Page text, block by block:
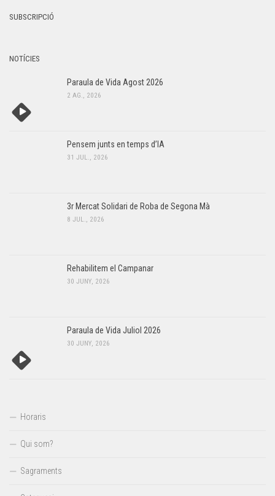
SUBSCRIPCIÓ
NOTÍCIES
Paraula de Vida Agost 2026
2 AG., 2026
Pensem junts en temps d’IA
31 JUL., 2026
3r Mercat Solidari de Roba de Segona Mà
8 JUL., 2026
Rehabilitem el Campanar
30 JUNY, 2026
Paraula de Vida Juliol 2026
30 JUNY, 2026
Horaris
Qui som?
Sagraments